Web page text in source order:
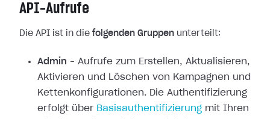
API-Aufrufe
Die API ist in die folgenden Gruppen unterteilt:
Admin – Aufrufe zum Erstellen, Aktualisieren,
Aktivieren und Löschen von Kampagnen und
Kettenkonfigurationen. Die Authentifizierung
erfolgt über Basisauthentifizierung mit Ihren